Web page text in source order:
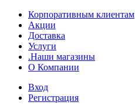
Корпоративным клиентам
Акции
Доставка
Услуги
.Наши магазины
О Компании
Вход
Регистрация